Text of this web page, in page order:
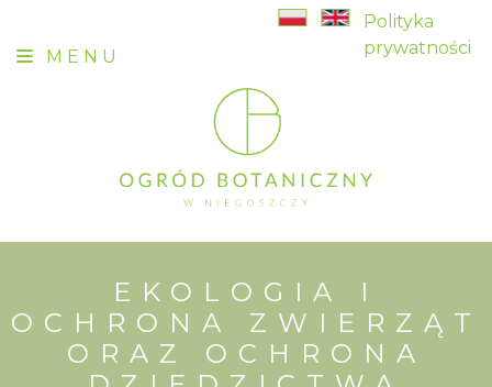
MENU
Polityka
prywatności
EKOLOGIA I
OCHRONA ZWIERZĄT
ORAZ OCHRONA